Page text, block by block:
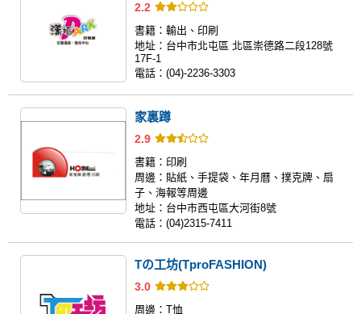
2.2
書籍： 輸出、印刷
地址： 台中市北屯區 北區崇德路二段128號
17F-1
電話： (04)-2236-3303
家裏蹲
2.9
書籍： 印刷
周邊： 貼紙、手提袋、年月曆、撲克牌、扇
子、海報等周邊
地址： 台中市西屯區大河街8號
電話： (04)2315-7411
Tの工坊(TproFASHION)
3.0
周邊： T恤